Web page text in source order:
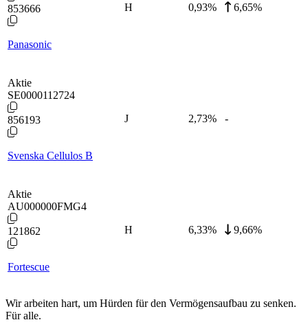
853666
Panasonic
H 0,93% 6,65%
Aktie
SE0000112724
856193
Svenska Cellulos B
J 2,73% -
Aktie
AU000000FMG4
121862
Fortescue
H 6,33% 9,66%
Wir arbeiten hart, um Hürden für den Vermögensaufbau zu senken.
Für alle.